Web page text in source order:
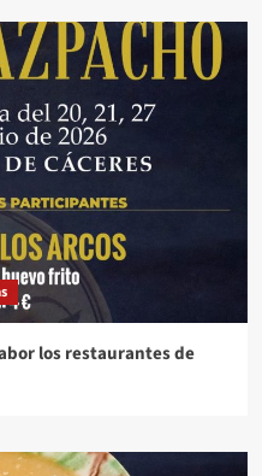
los restaurantes de